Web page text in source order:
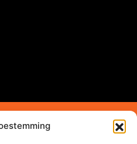
doorArkdesign.nl